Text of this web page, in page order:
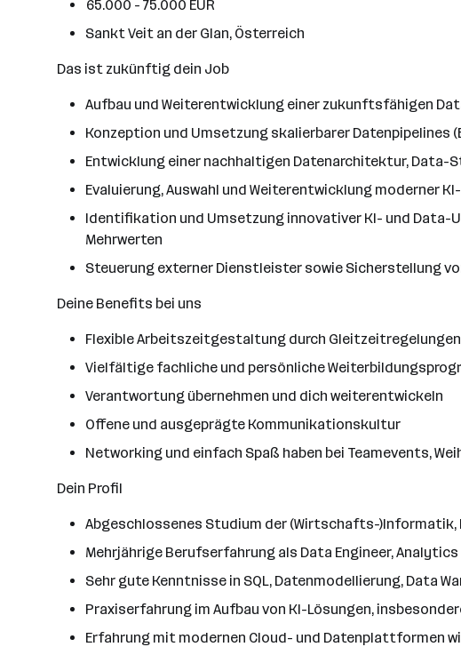
65.000 - 75.000 EUR
Sankt Veit an der Glan, Österreich
Das ist zukünftig dein Job
Aufbau und Weiterentwicklung einer zukunftsfähigen
Konzeption und Umsetzung skalierbarer Datenpipelines
Entwicklung einer nachhaltigen Datenarchitektur,
Evaluierung, Auswahl und Weiterentwicklung moderner
Identifikation und Umsetzung innovativer KI- und Data-
Mehrwerten
Steuerung externer Dienstleister sowie Sicherstellung
Deine Benefits bei uns
Flexible Arbeitszeitgestaltung durch Gleitzeitregelungen
Vielfältige fachliche und persönliche
Verantwortung übernehmen und dich weiterentwickeln
Offene und ausgeprägte Kommunikationskultur
Networking und einfach Spaß haben bei Teamevents,
Dein Profil
Abgeschlossenes Studium der (Wirtschafts-)Informatik,
Mehrjährige Berufserfahrung als Data Engineer,
Sehr gute Kenntnisse in SQL, Datenmodellierung, Data
Praxiserfahrung im Aufbau von KI-Lösungen,
Erfahrung mit modernen Cloud- und Datenplattformen